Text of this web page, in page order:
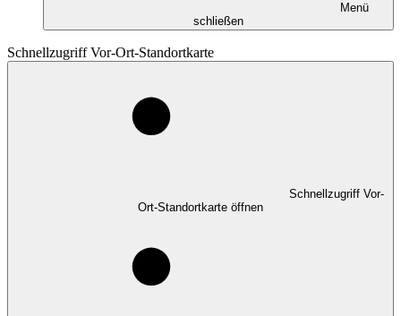
Menü
schließen
Schnellzugriff Vor-Ort-Standortkarte
Schnellzugriff Vor-
Ort-Standortkarte öffnen